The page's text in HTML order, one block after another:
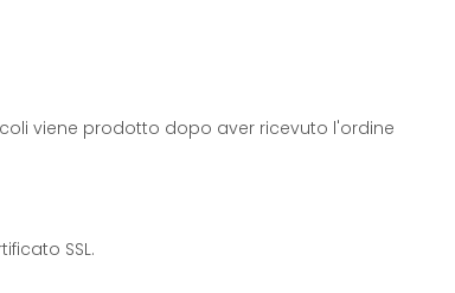
viene prodotto dopo aver ricevuto l'ordine
SSL.